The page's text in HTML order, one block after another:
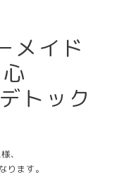
メイド
トック
、
ります。